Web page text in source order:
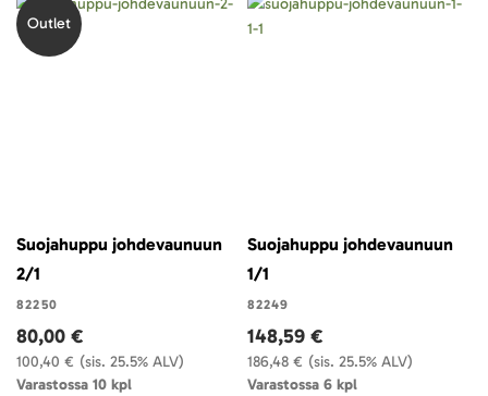
Outlet
Suojahuppu johdevaunuun
2/1
82250
(sis. 25.5% ALV)
100,40 €
80,00 €
Varastossa 10 kpl
Suojahuppu johdevaunuun
1/1
82249
(sis. 25.5% ALV)
186,48 €
148,59 €
Varastossa 6 kpl